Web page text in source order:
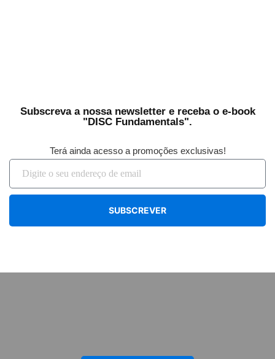
Subscreva a nossa newsletter e receba o e-book
"DISC Fundamentals".
Terá ainda acesso a promoções exclusivas!
SUBSCREVER